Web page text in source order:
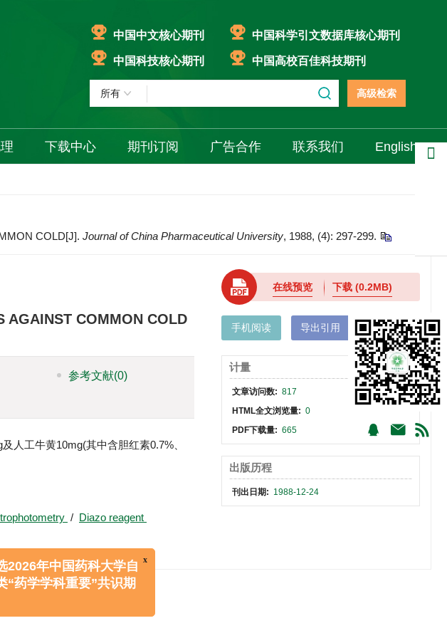
中国中文核心期刊 中国科学引文数据库核心期刊
中国科技核心期刊 中国高校百佳科技期刊
高级检索
下载中心 期刊订阅 广告合作 联系我们 English
COLD[J]. Journal of China Pharmaceutical University, 1988, (4): 297-299.
AGAINST COMMON COLD
参考文献(0)
人工牛黄10mg(其中含胆红素0.7%、
/ Diazo reagent
在线预览 下载(0.2MB)
手机阅读 导出引用 XML下载
计量
文章访问数: 817
HTML全文浏览量: 0
PDF下载量: 665
出版历程
刊出日期: 1988-12-24
分享
选2026年中国药科大学自
类“药学学科重要”共识期